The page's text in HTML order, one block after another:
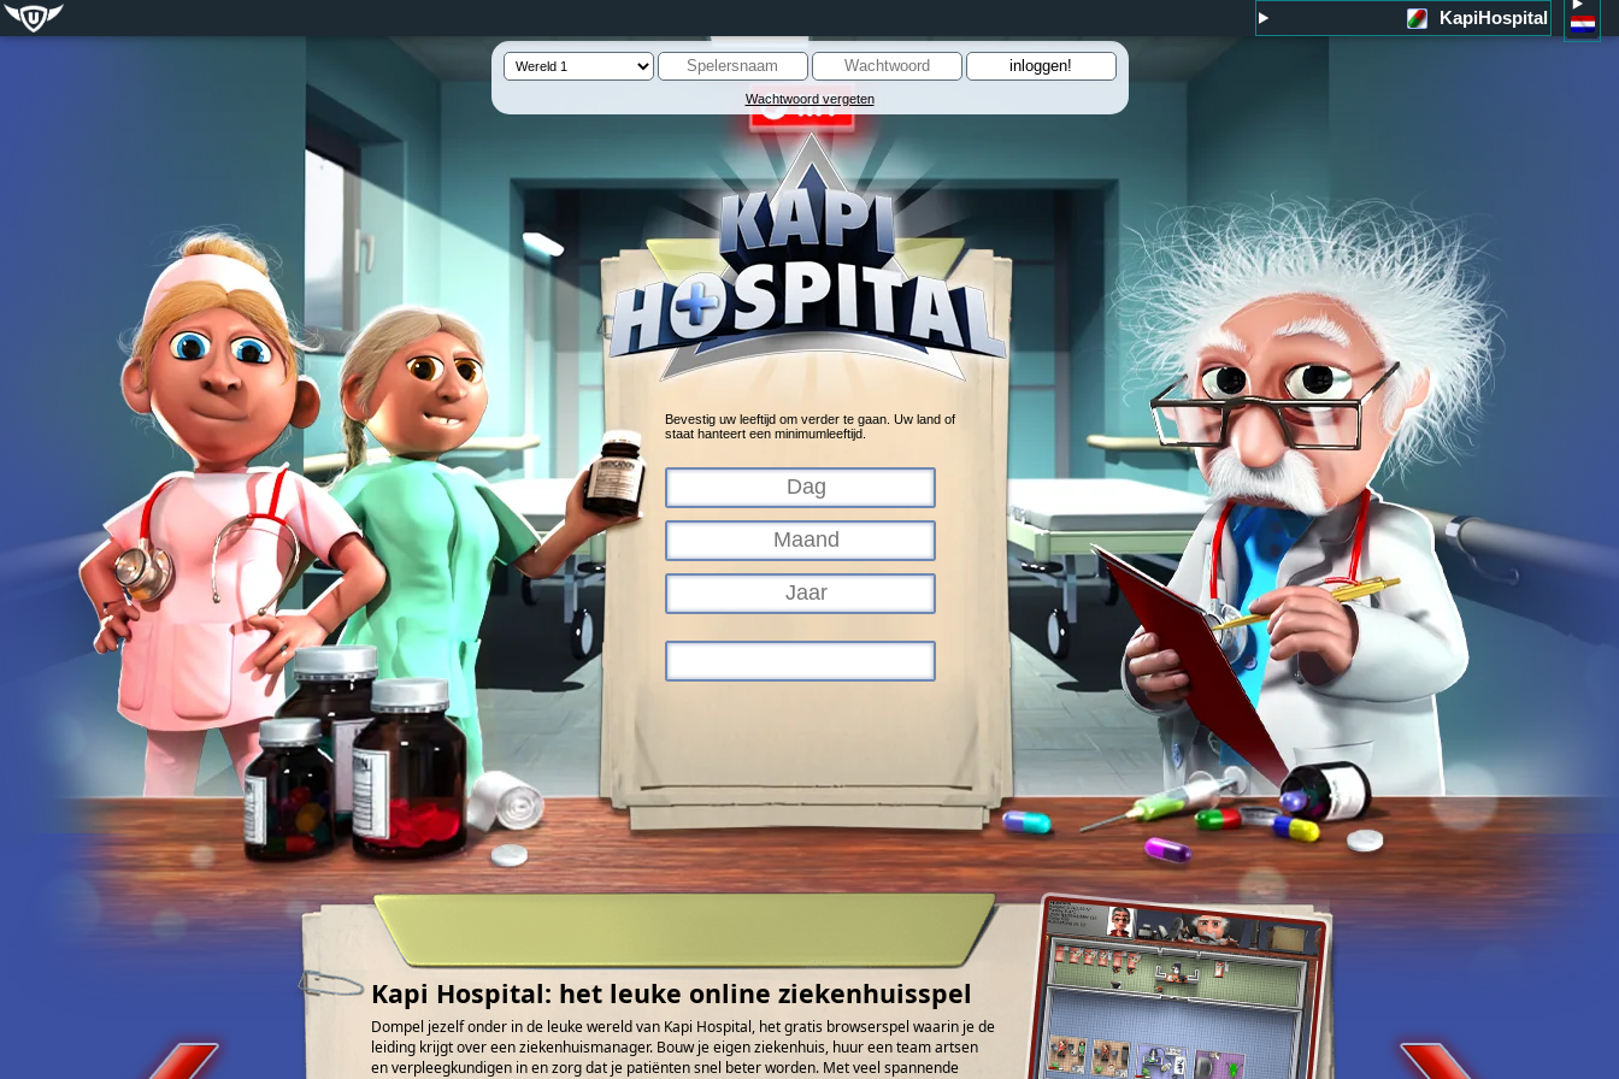
KapiHospital
Wachtwoord vergeten
Bevestig uw leeftijd om verder te gaan. Uw land of
staat hanteert een minimumleeftijd.
Kapi Hospital: het leuke online ziekenhuisspel
Dompel jezelf onder in de leuke wereld van Kapi Hospital, het gratis browserspel waarin je de
leiding krijgt over een ziekenhuismanager. Bouw je eigen ziekenhuis, huur een team artsen
en verpleegkundigen in en zorg dat je patiënten snel beter worden. Met veel spannende